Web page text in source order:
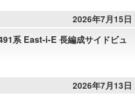
2026年7月15日
系 East-i-E 長編成サイドビュ
2026年7月13日